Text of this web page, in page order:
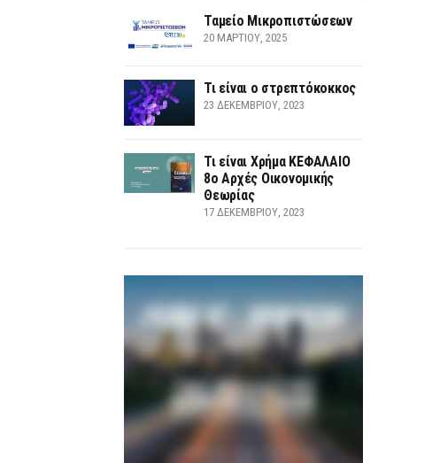
Ταμείο Μικροπιστώσεων
20 ΜΑΡΤΊΟΥ, 2025
Τι είναι ο στρεπτόκοκκος
23 ΔΕΚΕΜΒΡΊΟΥ, 2023
Τι είναι Χρήμα ΚΕΦΑΛΑΙΟ
8ο Αρχές Οικονομικής
Θεωρίας
17 ΔΕΚΕΜΒΡΊΟΥ, 2023